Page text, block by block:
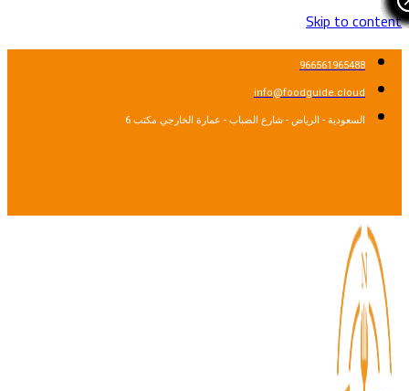
Skip to
966561965488
info@foodguide.cloud
السعودية - الرياض - شارع الضباب - عمارة الخارجي مكتب 6